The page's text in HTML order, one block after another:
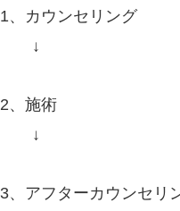
1、カウンセリング
↓
2、施術
↓
3、アフターカウンセリ